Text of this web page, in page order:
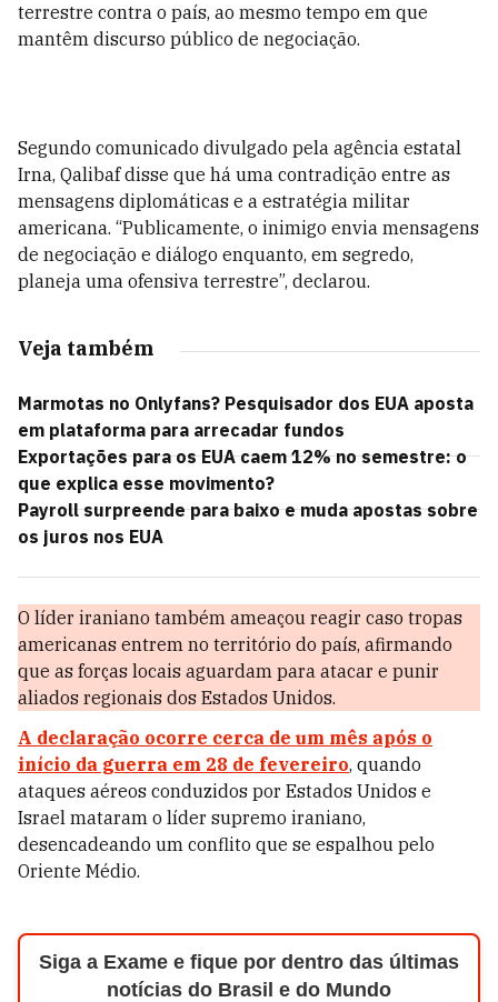
terrestre contra o país, ao mesmo tempo em que
mantêm discurso público de negociação.
Segundo comunicado divulgado pela agência estatal
Irna, Qalibaf disse que há uma contradição entre as
mensagens diplomáticas e a estratégia militar
americana. “Publicamente, o inimigo envia mensagens
de negociação e diálogo enquanto, em segredo,
planeja uma ofensiva terrestre”, declarou.
Veja também
Marmotas no Onlyfans? Pesquisador dos EUA aposta
em plataforma para arrecadar fundos
Exportações para os EUA caem 12% no semestre: o
que explica esse movimento?
Payroll surpreende para baixo e muda apostas sobre
os juros nos EUA
O líder iraniano também ameaçou reagir caso tropas
americanas entrem no território do país, afirmando
que as forças locais aguardam para atacar e punir
aliados regionais dos Estados Unidos.
A declaração ocorre cerca de um mês após o
início da guerra em 28 de fevereiro, quando
ataques aéreos conduzidos por Estados Unidos e
Israel mataram o líder supremo iraniano,
desencadeando um conflito que se espalhou pelo
Oriente Médio.
Siga a Exame e fique por dentro das últimas
notícias do Brasil e do Mundo